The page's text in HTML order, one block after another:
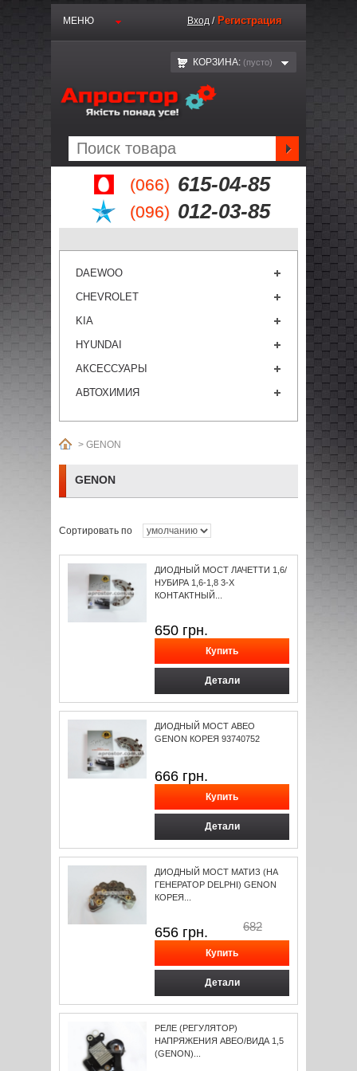
(066) 615-04-85
(096) 012-03-85
МЕНЮ Вход / Регистрация
КОРЗИНА: (пустo)
DAEWOO
CHEVROLET
KIA
HYUNDAI
АКСЕССУАРЫ
АВТОХИМИЯ
> GENON
GENON
Сортировать по
ДИОДНЫЙ МОСТ ЛАЧЕТТИ 1,6/
НУБИРА 1,6-1,8 3-Х
КОНТАКТНЫЙ...
650 грн.
Детали
ДИОДНЫЙ МОСТ АВЕО
GENON КОРЕЯ 93740752
666 грн.
Детали
ДИОДНЫЙ МОСТ МАТИЗ (НА
ГЕНЕРАТОР DELPHI) GENON
КОРЕЯ...
656 грн. 682
Детали
РЕЛЕ (РЕГУЛЯТОР)
НАПРЯЖЕНИЯ АВЕО/ВИДА 1,5
(GENON)...